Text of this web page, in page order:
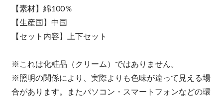
【素材】綿100％
【生産国】中国
【セット内容】上下セット
※これは化粧品（クリーム）ではありません。
※照明の関係により、実際よりも色味が違って見える場
合があります。またパソコン・スマートフォンなどの環